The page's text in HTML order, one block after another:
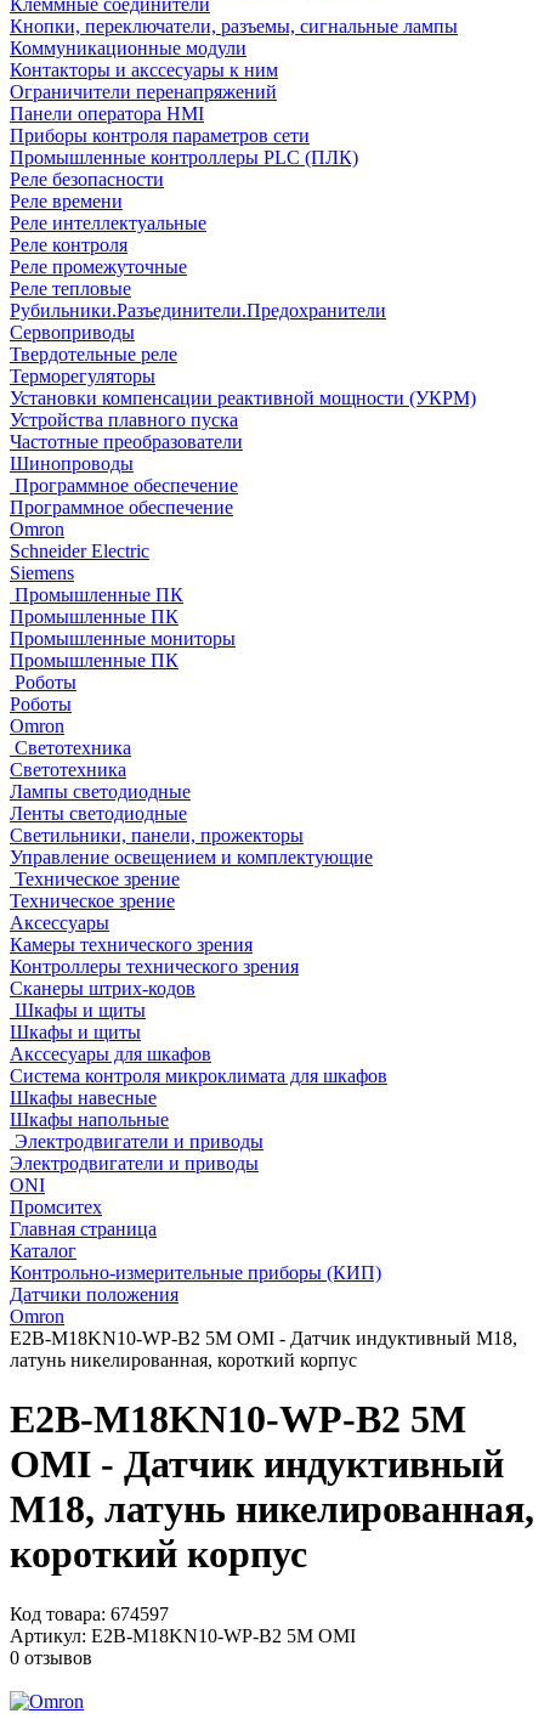
Клеммные соединители
Кнопки, переключатели, разъемы, сигнальные лампы
Коммуникационные модули
Контакторы и акссесуары к ним
Ограничители перенапряжений
Панели оператора HMI
Приборы контроля параметров сети
Промышленные контроллеры PLC (ПЛК)
Реле безопасности
Реле времени
Реле интеллектуальные
Реле контроля
Реле промежуточные
Реле тепловые
Рубильники.Разъединители.Предохранители
Сервоприводы
Твердотельные реле
Терморегуляторы
Установки компенсации реактивной мощности (УКРМ)
Устройства плавного пуска
Частотные преобразователи
Шинопроводы
Программное обеспечение
Программное обеспечение
Omron
Schneider Electric
Siemens
Промышленные ПК
Промышленные ПК
Промышленные мониторы
Промышленные ПК
Роботы
Роботы
Omron
Светотехника
Светотехника
Лампы светодиодные
Ленты светодиодные
Светильники, панели, прожекторы
Управление освещением и комплектующие
Техническое зрение
Техническое зрение
Аксессуары
Камеры технического зрения
Контроллеры технического зрения
Сканеры штрих-кодов
Шкафы и щиты
Шкафы и щиты
Акссесуары для шкафов
Система контроля микроклимата для шкафов
Шкафы навесные
Шкафы напольные
Электродвигатели и приводы
Электродвигатели и приводы
ONI
Промситех
Главная страница
Каталог
Контрольно-измерительные приборы (КИП)
Датчики положения
Omron
E2B-M18KN10-WP-B2 5M OMI - Датчик индуктивный M18,
латунь никелированная, короткий корпус
E2B-M18KN10-WP-B2 5M
OMI - Датчик индуктивный
M18, латунь никелированная,
короткий корпус
Код товара: 674597
Артикул: E2B-M18KN10-WP-B2 5M OMI
0 отзывов